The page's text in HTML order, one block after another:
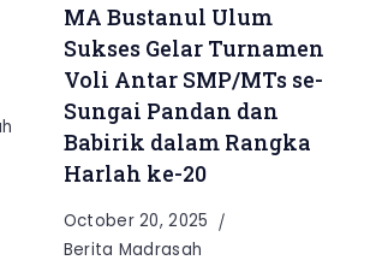
MA Bustanul Ulum
Sukses Gelar Turnamen
Voli Antar SMP/MTs se-
Sungai Pandan dan
Babirik dalam Rangka
Harlah ke-20
October 20, 2025
Berita Madrasah